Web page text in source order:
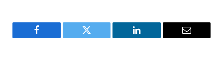
Facebook Twitter LinkedIn Email